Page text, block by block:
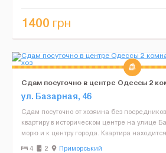
1400 грн
Сдам посуточно в центре Одессы 2
квартиру от хоз
ул. Базарная, 46
Сдам посуточно от хозяина без
квартиру в историческом центре на улице
морю и к центру города. Квартира
отдельным входом, в очень тихом и
4 2 Приморський